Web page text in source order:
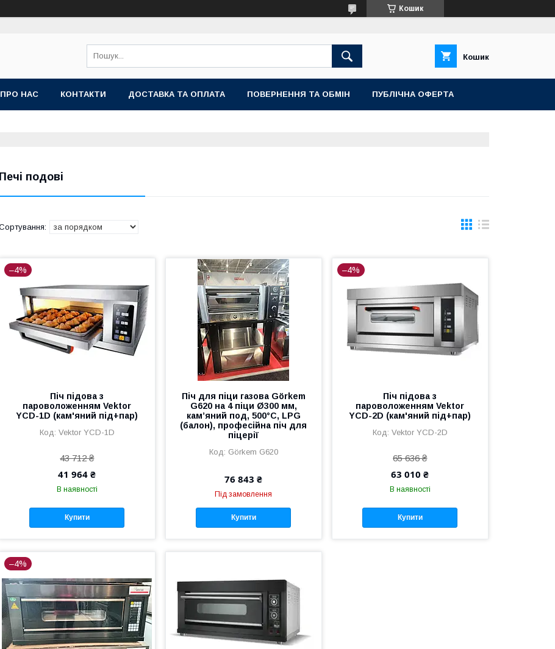
Кошик
Кошик
ПРО НАС КОНТАКТИ ДОСТАВКА ТА ОПЛАТА ПОВЕРНЕННЯ ТА ОБМІН ПУБЛІЧНА ОФЕРТА
Печі подові
–4%
Піч підова з
пароволоженням Vektor
YCD-1D (кам'яний під+пар)
Vektor YCD-1D
43 712 ₴
41 964 ₴
В наявності
Купити
Піч для піци газова Görkem
G620 на 4 піци Ø300 мм,
кам’яний под, 500°C, LPG
(балон), професійна піч для
піцерії
Görkem G620
76 843 ₴
Під замовлення
Купити
–4%
Піч підова з
пароволоженням Vektor
YCD-2D (кам'яний під+пар)
Vektor YCD-2D
65 636 ₴
63 010 ₴
В наявності
Купити
–4%